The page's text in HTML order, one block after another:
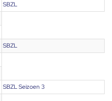
SBZL
SBZL
SBZL Seizoen 3